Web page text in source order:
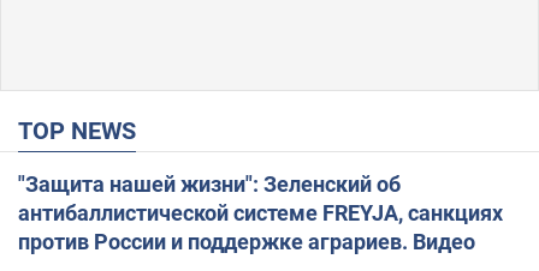
TOP NEWS
"Защита нашей жизни": Зеленский об
антибаллистической системе FREYJA, санкциях
против России и поддержке аграриев. Видео